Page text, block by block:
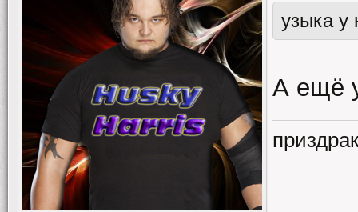
узыка у
А ещё